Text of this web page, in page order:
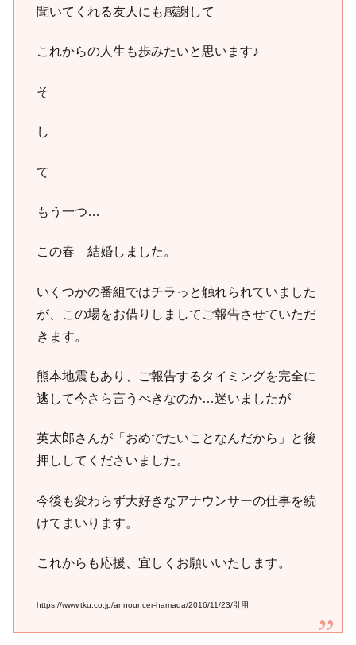
聞いてくれる友人にも感謝して
これからの人生も歩みたいと思います♪
そ
し
て
もう一つ…
この春 結婚しました。
いくつかの番組ではチラっと触れられていました
が、この場をお借りしましてご報告させていただ
きます。
熊本地震もあり、ご報告するタイミングを完全に
逃して今さら言うべきなのか…迷いましたが
英太郎さんが「おめでたいことなんだから」と後
押ししてくださいました。
今後も変わらず大好きなアナウンサーの仕事を続
けてまいります。
これからも応援、宜しくお願いいたします。
https://www.tku.co.jp/announcer-hamada/2016/11/23/引用